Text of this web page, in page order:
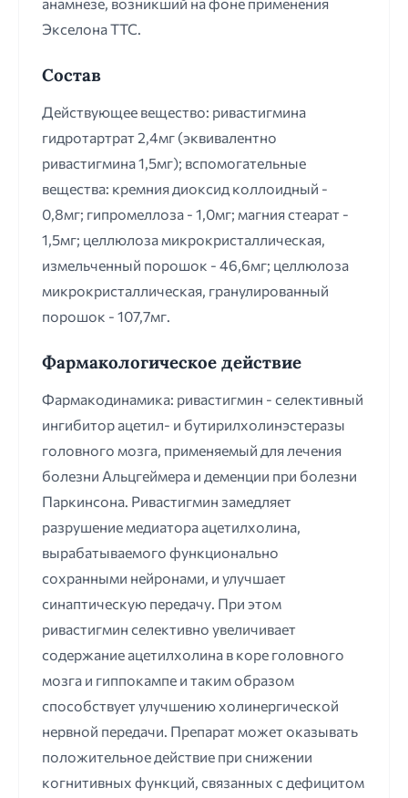
Экселона ТТС.
Состав
Действующее вещество: ривастигмина
гидротартрат 2,4мг (эквивалентно
ривастигмина 1,5мг); вспомогательные
вещества: кремния диоксид коллоидный -
0,8мг; гипромеллоза - 1,0мг; магния стеарат -
1,5мг; целлюлоза микрокристаллическая,
измельченный порошок - 46,6мг; целлюлоза
микрокристаллическая, гранулированный
порошок - 107,7мг.
Фармакологическое действие
Фармакодинамика: ривастигмин - селективный
ингибитор ацетил- и бутирилхолинэстеразы
головного мозга, применяемый для лечения
болезни Альцгеймера и деменции при болезни
Паркинсона. Ривастигмин замедляет
разрушение медиатора ацетилхолина,
вырабатываемого функционально
сохранными нейронами, и улучшает
синаптическую передачу. При этом
ривастигмин селективно увеличивает
содержание ацетилхолина в коре головного
мозга и гиппокампе и таким образом
способствует улучшению холинергической
нервной передачи. Препарат может оказывать
положительное действие при снижении
когнитивных функций, связанных с дефицитом